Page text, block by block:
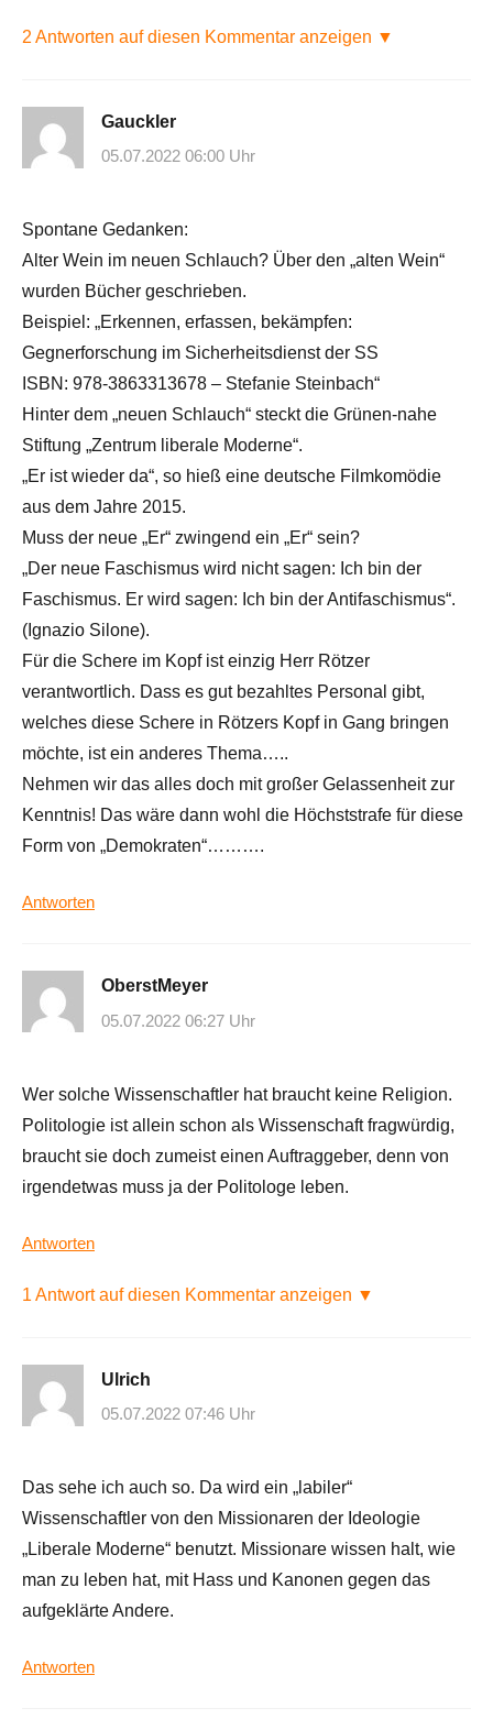
2 Antworten auf diesen Kommentar anzeigen ▼
Gauckler
05.07.2022 06:00 Uhr
Spontane Gedanken:
Alter Wein im neuen Schlauch? Über den „alten Wein“
wurden Bücher geschrieben.
Beispiel: „Erkennen, erfassen, bekämpfen:
Gegnerforschung im Sicherheitsdienst der SS
ISBN: 978-3863313678 – Stefanie Steinbach“
Hinter dem „neuen Schlauch“ steckt die Grünen-nahe
Stiftung „Zentrum liberale Moderne“.
„Er ist wieder da“, so hieß eine deutsche Filmkomödie
aus dem Jahre 2015.
Muss der neue „Er“ zwingend ein „Er“ sein?
„Der neue Faschismus wird nicht sagen: Ich bin der
Faschismus. Er wird sagen: Ich bin der Antifaschismus“.
(Ignazio Silone).
Für die Schere im Kopf ist einzig Herr Rötzer
verantwortlich. Dass es gut bezahltes Personal gibt,
welches diese Schere in Rötzers Kopf in Gang bringen
möchte, ist ein anderes Thema…..
Nehmen wir das alles doch mit großer Gelassenheit zur
Kenntnis! Das wäre dann wohl die Höchststrafe für diese
Form von „Demokraten“……….
Antworten
OberstMeyer
05.07.2022 06:27 Uhr
Wer solche Wissenschaftler hat braucht keine Religion.
Politologie ist allein schon als Wissenschaft fragwürdig,
braucht sie doch zumeist einen Auftraggeber, denn von
irgendetwas muss ja der Politologe leben.
Antworten
1 Antwort auf diesen Kommentar anzeigen ▼
Ulrich
05.07.2022 07:46 Uhr
Das sehe ich auch so. Da wird ein „labiler“
Wissenschaftler von den Missionaren der Ideologie
„Liberale Moderne“ benutzt. Missionare wissen halt, wie
man zu leben hat, mit Hass und Kanonen gegen das
aufgeklärte Andere.
Antworten